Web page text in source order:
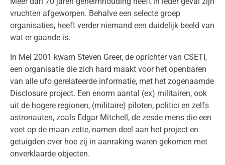
vruchten afgeworpen. Behalve een selecte groep
organisaties, heeft verder niemand een duidelijk beeld van
wat er gaande is.
In Mei 2001 kwam Steven Greer, de oprichter van CSETI,
een organisatie die zich hard maakt voor het openbaren
van alle ufo gerelateerde informatie, met het zogenaamde
Disclosure project. Een enorm aantal (ex) militairen, ook
uit de hogere regionen, (militaire) piloten, politici en zelfs
astronauten, zoals Edgar Mitchell, de zesde mens die een
voet op de maan zette, namen deel aan het project en
getuigden over hoe zij in aanraking waren gekomen met
onverklaarde objecten.